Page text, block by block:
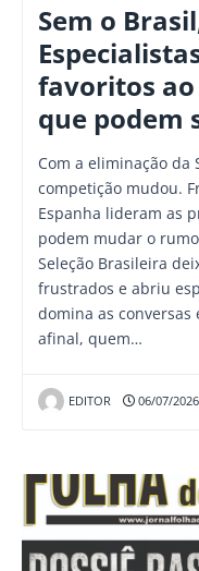
Sem o
favoritos ao
que podem
Com a eliminação da
competição mudou.
Espanha lideram as
podem mudar o
Seleção Brasileira
frustrados e abriu
domina as
afinal, quem…
EDITOR 06/07/2026